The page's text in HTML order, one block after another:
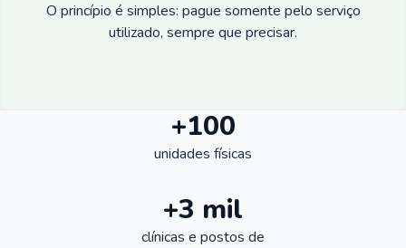
O princípio é simples: pague somente pelo serviço
utilizado, sempre que precisar.
+100
unidades físicas
+3 mil
clínicas e postos de